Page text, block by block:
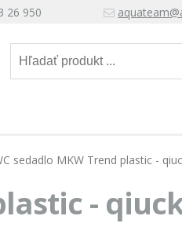
26 950
sedadlo MKW Trend plastic -
-